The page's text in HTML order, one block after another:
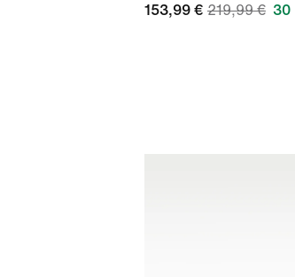
153,99 € 219,99 € 30